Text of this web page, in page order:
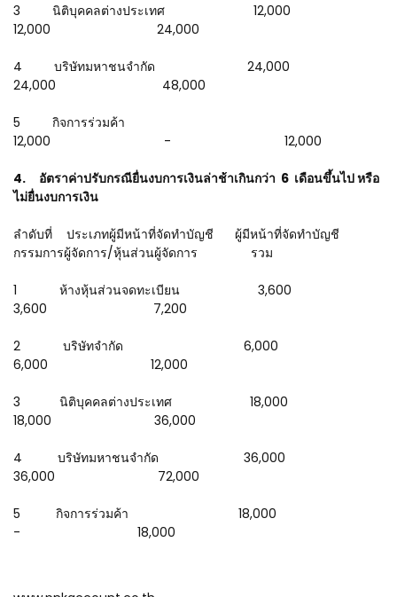
3 นิติบุคคลต่างประเทศ 12,000
12,000 24,000
4 บริษัทมหาชนจำกัด 24,000
24,000 48,000
5 กิจการร่วมค้า
12,000 - 12,000
4. อัตราค่าปรับกรณียื่นงบการเงินล่าช้าเกินกว่า 6 เดือนขึ้นไป หรือ
ไม่ยื่นงบการเงิน
ลำดับที่ ประเภทผู้มีหน้าที่จัดทำบัญชี ผู้มีหน้าที่จัดทำบัญชี
กรรมการผู้จัดการ/หุ้นส่วนผู้จัดการ รวม
1 ห้างหุ้นส่วนจดทะเบียน 3,600
3,600 7,200
2 บริษัทจำกัด 6,000
6,000 12,000
3 นิติบุคคลต่างประเทศ 18,000
18,000 36,000
4 บริษัทมหาชนจำกัด 36,000
36,000 72,000
5 กิจการร่วมค้า 18,000
- 18,000